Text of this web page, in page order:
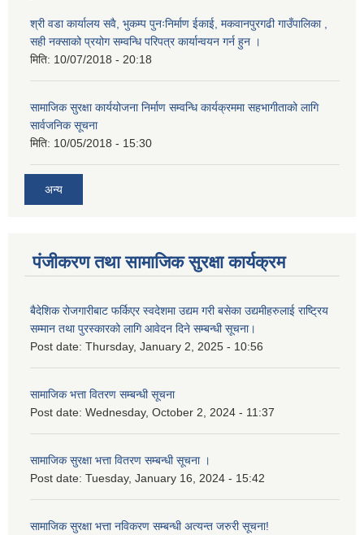
श्री वडा कार्यालय सवै, भुकम्प पुनःनिर्माण ईकाई, मकवानपुरगढी गाउँपालिका ,
सही नक्साको प्रयोग सम्वन्धि परिपत्र कार्यान्वयन गर्न हुन ।
मिति: 10/07/2018 - 20:18
सामाजिक सुरक्षा कार्ययोजना निर्माण सम्वन्धि कार्यक्रममा सहभागीताको लागि
सार्वजनिक सूचना
मिति: 10/05/2018 - 15:30
अन्य
पंजीकरण तथा सामाजिक सुरक्षा कार्यक्रम
बैदेशिक रोजगारीबाट फर्किएर स्वदेशमा उद्यम गरी बसेका उद्यमीहरुलाई राष्‍ट्रिय
सम्मान तथा पुरस्कारको लागि आवेदन दिने सम्बन्धी सूचना।
Post date: Thursday, January 2, 2025 - 10:56
सामाजिक भत्ता वितरण सम्बन्धी सूचना
Post date: Wednesday, October 2, 2024 - 11:37
सामाजिक सुरक्षा भत्ता वितरण सम्बन्धी सूचना ।
Post date: Tuesday, January 16, 2024 - 15:42
सामाजिक सुरक्षा भत्ता नविकरण सम्बन्धी अत्यन्त जरुरी सूचना!